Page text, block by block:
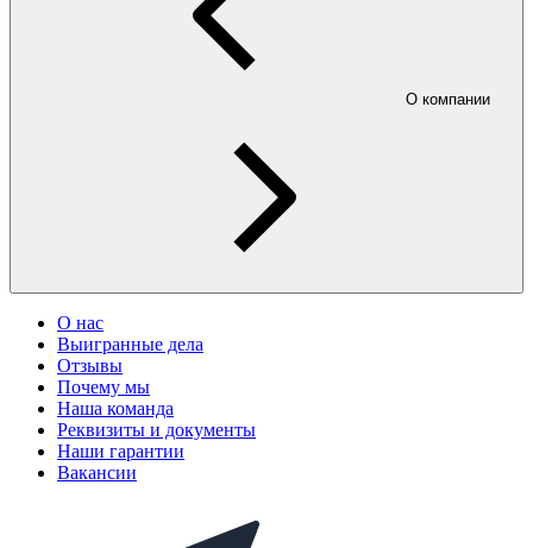
О компании
О нас
Выигранные дела
Отзывы
Почему мы
Наша команда
Реквизиты и документы
Наши гарантии
Вакансии